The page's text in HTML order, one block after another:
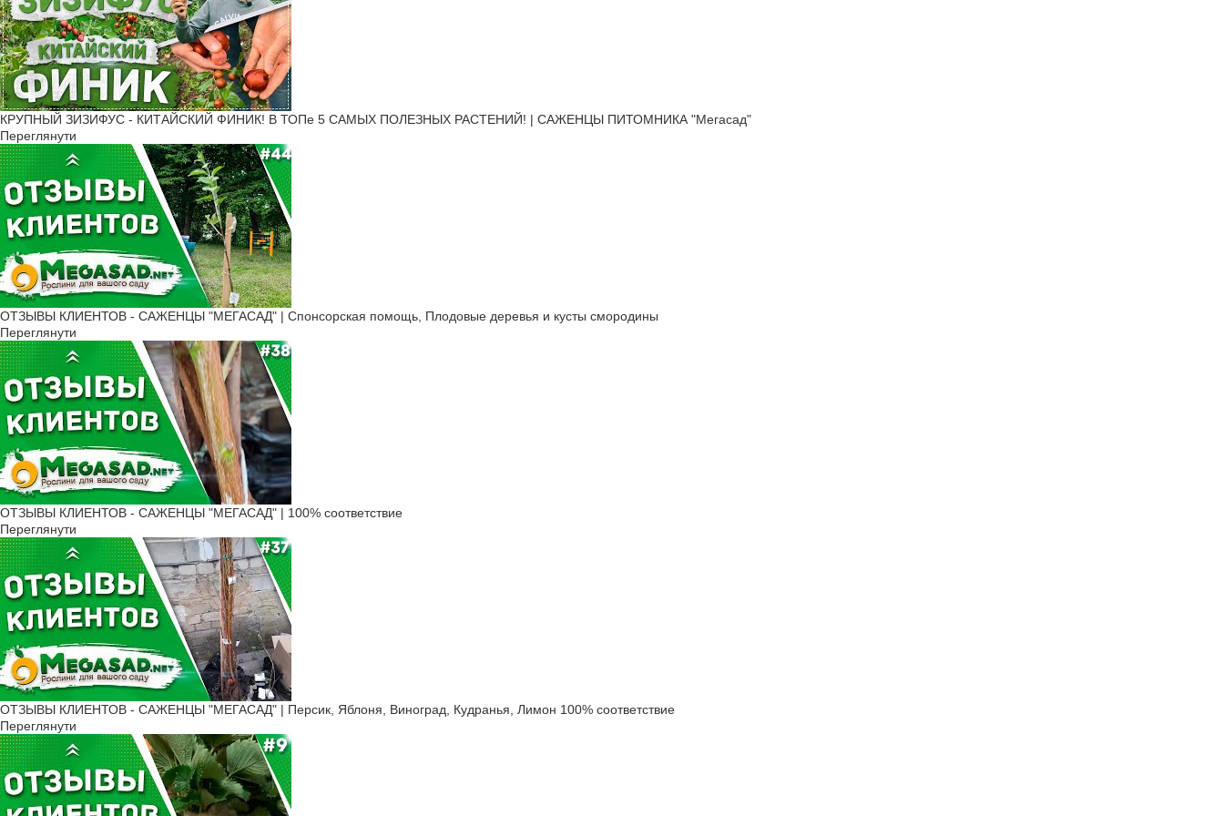
КРУПНЫЙ ЗИЗИФУС - КИТАЙСКИЙ ФИНИК! В ТОПе 5 САМЫХ ПОЛЕЗНЫХ РАСТЕНИЙ! | САЖЕНЦЫ ПИТОМНИКА "Мегасад"
Переглянути
ОТЗЫВЫ КЛИЕНТОВ - САЖЕНЦЫ "МЕГАСАД" | Cпонсорская помощь, Плодовые деревья и кусты смородины
Переглянути
ОТЗЫВЫ КЛИЕНТОВ - САЖЕНЦЫ "МЕГАСАД" | 100% соответствие
Переглянути
ОТЗЫВЫ КЛИЕНТОВ - САЖЕНЦЫ "МЕГАСАД" | Персик, Яблоня, Виноград, Кудранья, Лимон 100% соответствие
Переглянути